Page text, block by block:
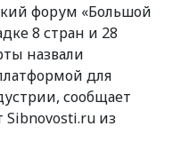
форум «Большой
8 стран и 28
назвали
для
сообщает
из